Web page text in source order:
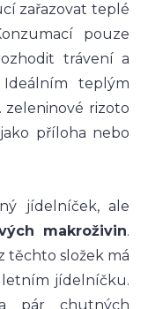
zařazovat teplé
pouze
trávení a
teplým
rizoto
příloha nebo
jídelníček, ale
makroživin.
těchto složek má
letním jídelníčku.
pár chutných